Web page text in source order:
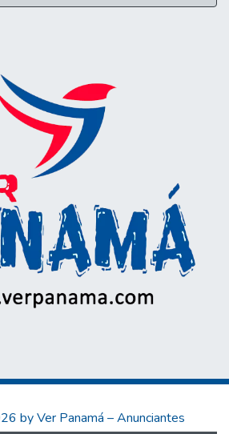
by Ver Panamá – Anunciantes